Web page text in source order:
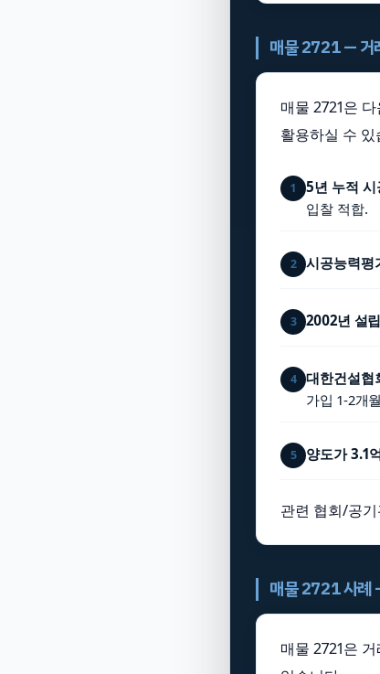
매물 2721 — 거
매물 2721은
활용하실 수
1 5년 누적
입찰 적합.
2 시공능력평
3 2002년 설
4 대한건설협
가입 1-2개
5 양도가 3.1
관련 협회/공
매물 2721 사례
매물 2721은